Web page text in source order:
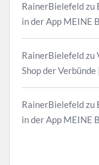
RainerBielefeldzu
in der App MEINE
RainerBielefeldzu
Shop der Verbünde
RainerBielefeldzu
in der App MEINE